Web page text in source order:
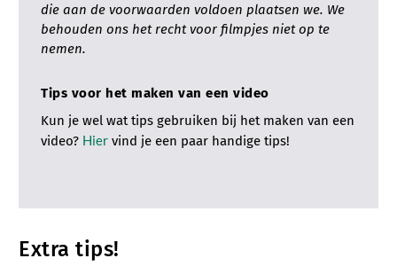
die aan de voorwaarden voldoen plaatsen we. We
behouden ons het recht voor filmpjes niet op te
nemen.
Tips voor het maken van een video
Kun je wel wat tips gebruiken bij het maken van een
video? Hier vind je een paar handige tips!
Extra tips!